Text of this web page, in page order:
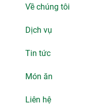
Về chúng tôi
Dịch vụ
Tin tức
Món ăn
Liên hệ